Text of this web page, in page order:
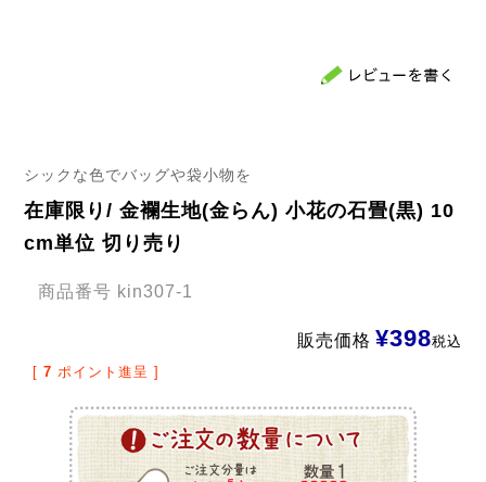
シックな色でバッグや袋小物を
在庫限り/ 金襴生地(金らん) 小花の石畳(黒) 10
cm単位 切り売り
商品番号 kin307-1
販売価格 ¥398税込
[ 7 ポイント進呈 ]